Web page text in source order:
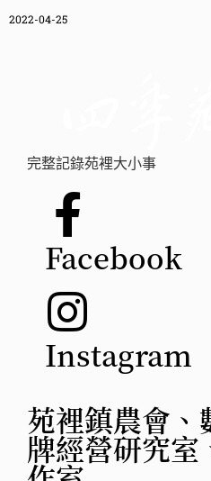
2022-04-25
完整記錄苑裡大小事
Facebook
Instagram
苑裡鎮農會、
牌經營研究室